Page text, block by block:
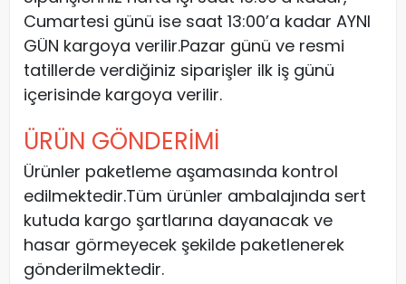
Cumartesi günü ise saat 13:00’a kadar AYNI
GÜN kargoya verilir.Pazar günü ve resmi
tatillerde verdiğiniz siparişler ilk iş günü
içerisinde kargoya verilir.
ÜRÜN GÖNDERİMİ
Ürünler paketleme aşamasında kontrol
edilmektedir.Tüm ürünler ambalajında sert
kutuda kargo şartlarına dayanacak ve
hasar görmeyecek şekilde paketlenerek
gönderilmektedir.